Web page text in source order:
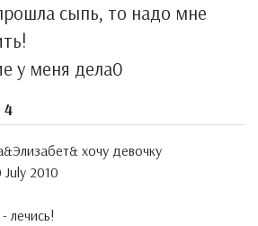
сыпь, то надо мне
у меня дела0
4
хочу девочку
2010
лечись!